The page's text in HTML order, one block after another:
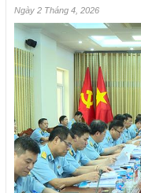
Ngày 2 Tháng 4, 2026